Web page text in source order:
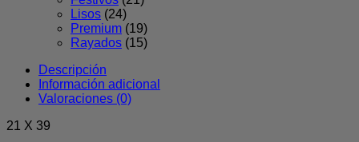
Lisos (24)
Premium (19)
Rayados (15)
Descripción
Información adicional
Valoraciones (0)
21 X 39